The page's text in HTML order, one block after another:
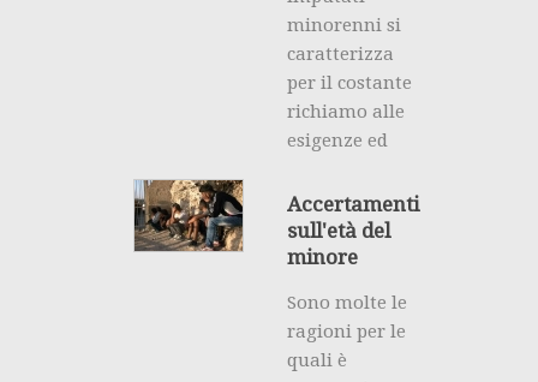
minorenni si
caratterizza
per il costante
richiamo alle
esigenze ed
Accertamenti
sull'età del
minore
Sono molte le
ragioni per le
quali è